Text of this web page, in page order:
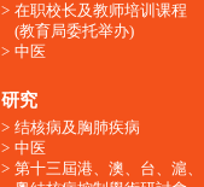
在职校长及教师培训课程
(教育局委托举办)
中医
研究
结核病及胸肺疾病
中医
第十三屆港、澳、台、滬、